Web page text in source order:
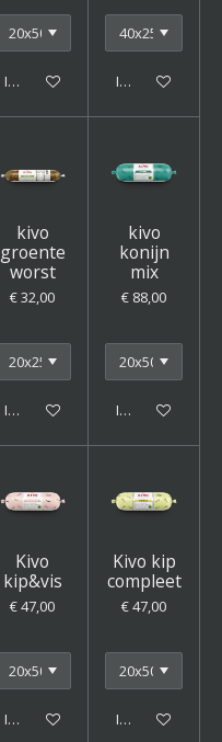
In winkelwagen In winkelwagen
kivo
groente
worst
€ 32,00
In winkelwagen
kivo
konijn
mix
€ 88,00
In winkelwagen
Kivo
kip&vis
€ 47,00
In winkelwagen
Kivo kip
compleet
€ 47,00
In winkelwagen